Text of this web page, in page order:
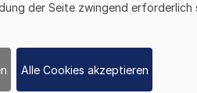
21.07.2026
Änderung des Online-
der Seite zwingend erforderlich
Alle Cookies akzeptieren